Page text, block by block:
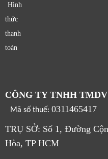
CÔNG TY TNHH
Mã số thuế: 0311465417
TRỤ SỞ: Số 1, Đường
Hòa, TP HCM
Hình
thức
thanh
toán